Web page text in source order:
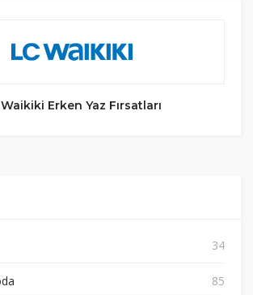
Erken Yaz Fırsatları
34
85